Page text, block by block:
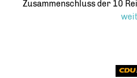
Zusammenschluss der 10